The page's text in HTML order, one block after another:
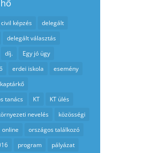
civil képzés
delegált
delegált választás
díj.
Egy jó ügy
erdei iskola
esemény
kaptárkő
tanács
KT
KT ülés
nevelés
közösségi
online
országos találkozó
program
pályázat